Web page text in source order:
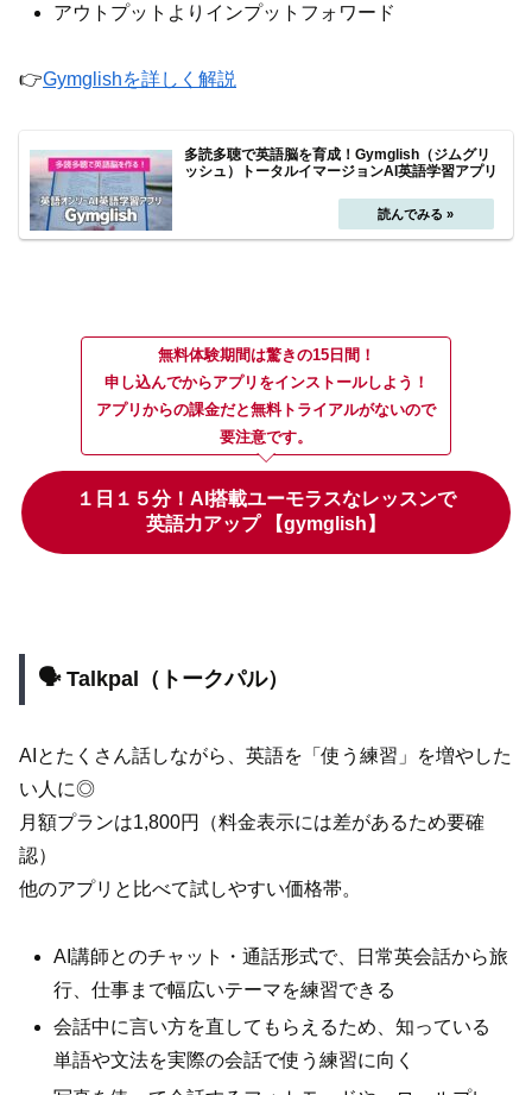
アウトプットよりインプットフォワード
👉Gymglishを詳しく解説
多読多聴で英語脳を育成！Gymglish（ジムグリ
ッシュ）トータルイマージョンAI英語学習アプリ
無料体験期間は驚きの15日間！
申し込んでからアプリをインストールしよう！
アプリからの課金だと無料トライアルがないので
要注意です。
１日１５分！AI搭載ユーモラスなレッスンで
英語力アップ 【gymglish】
🗣️ Talkpal（トークパル）
AIとたくさん話しながら、英語を「使う練習」を増やした
い人に◎
月額プランは1,800円（料金表示には差があるため要確
認）
他のアプリと比べて試しやすい価格帯。
AI講師とのチャット・通話形式で、日常英会話から旅
行、仕事まで幅広いテーマを練習できる
会話中に言い方を直してもらえるため、知っている
単語や文法を実際の会話で使う練習に向く